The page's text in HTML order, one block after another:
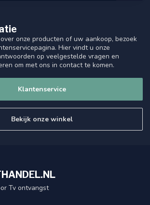
onze producten of uw aankoop, bezoek
Hier vindt u onze
op veelgestelde vragen en
om met ons in contact te komen.
Klantenservice
Bekijk onze winkel
Tv ontvangst